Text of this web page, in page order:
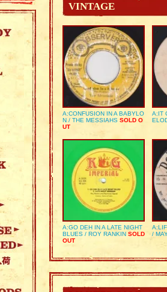
VINTAGE
A:CONFUSION IN A BABYLO
N / THE MESSIAHS SOLD O
UT
A:IT
A:GO DEH IN A LATE NIGHT
BLUES / ROY RANKIN SOLD
OUT
/